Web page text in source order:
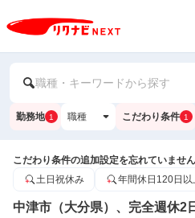
職種・キーワードから探す
勤務地 1 職種 こだわり条件 1
こだわり条件の追加設定を忘れていませ
土日祝休み
年間休日120日以
中津市（大分県）、完全週休2